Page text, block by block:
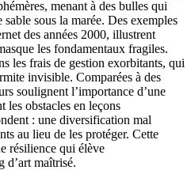
menant à des bulles qui
sous la marée. Des exemples
des années 2000, illustrent
les fondamentaux fragiles.
les frais de gestion exorbitants, qui
invisible. Comparées à des
soulignent l’importance d’une
les obstacles en leçons
: une diversification mal
au lieu de les protéger. Cette
résilience qui élève
d’art maîtrisé.